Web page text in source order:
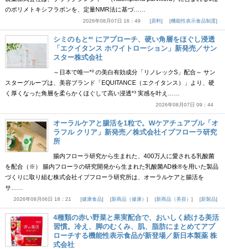
のポリメトキシフラボンを、定量NMR法に基づ……
2026年08月07日 16：49 原料 機能性表示食品制度
シミのもと*¹ にアプローチ、硬い角層をほぐし浸透
「エクイタンス ホワイトローション」新発売／サン
スター株式会社
～日本で唯一*² の美白有効成分「リノレックS」配合～ サン
スターグループは、美容ブランド「EQUITANCE（エクイタンス）」より、硬
く厚くなった角層を柔らかくほぐして高い浸透*³ 実感を叶え……
2026年08月07日 09：44
オーラルケアと腸活を1粒で。Wケアチュアブル「オ
ラフル クリア」新発売／株式会社イブフローラ研究
所
腸内フローラ研究から生まれた、400万人に愛される乳酸菌
を配合（※） 腸内フローラの研究開発から生まれた乳酸菌AD株®を用いた製品
づくりに取り組む株式会社イブフローラ研究所は、オーラルケアと腸活を
サ……
2026年08月06日 18：21 健康食品 新商品（健康） 新商品（美容） 新製品
4種類の赤い野菜と果実配合で、おいしく続ける美活
習慣。冷え、脚のむくみ、肌、脂肪にまとめてアプ
ローチする機能性表示食品が新登場／新日本製薬 株
式会社